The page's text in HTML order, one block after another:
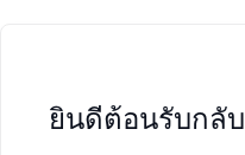
ยินดีต้อนรับกลับ